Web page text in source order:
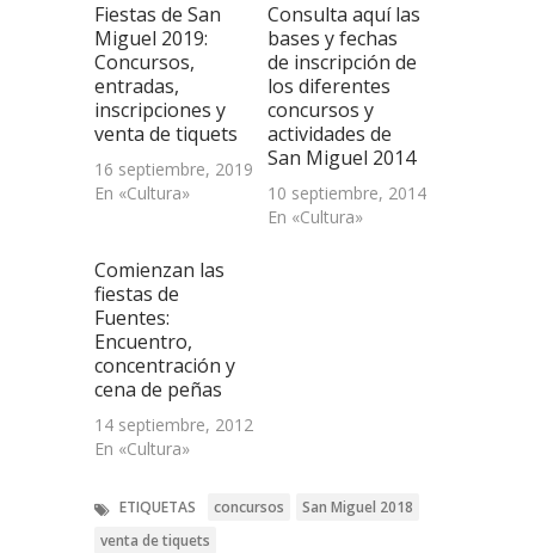
en
una
ventana
nueva)
Fiestas de San
Miguel 2019:
Concursos,
entradas,
inscripciones y
venta de tiquets
16 septiembre, 2019
En «Cultura»
Consulta aquí las
bases y fechas
de inscripción de
los diferentes
concursos y
actividades de
San Miguel 2014
10 septiembre, 2014
En «Cultura»
Comienzan las
fiestas de
Fuentes:
Encuentro,
concentración y
cena de peñas
14 septiembre, 2012
En «Cultura»
ETIQUETAS concursos
San Miguel 2018
venta de tiquets